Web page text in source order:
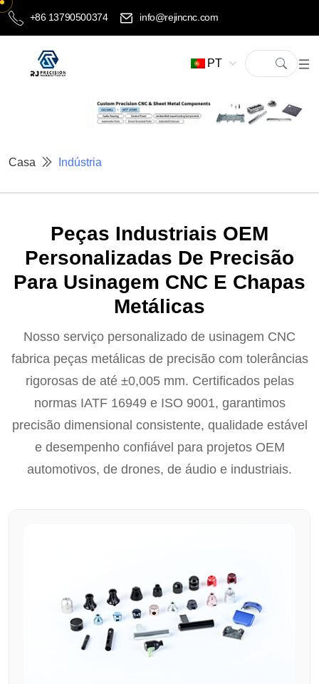
+86 13790500374 info@rejincnc.com
PT
Casa Indústria
Peças Industriais OEM
Personalizadas De Precisão
Para Usinagem CNC E Chapas
Metálicas
Nosso serviço personalizado de usinagem CNC
fabrica peças metálicas de precisão com tolerâncias
rigorosas de até ±0,005 mm. Certificados pelas
normas IATF 16949 e ISO 9001, garantimos
precisão dimensional consistente, qualidade estável
e desempenho confiável para projetos OEM
automotivos, de drones, de áudio e industriais.